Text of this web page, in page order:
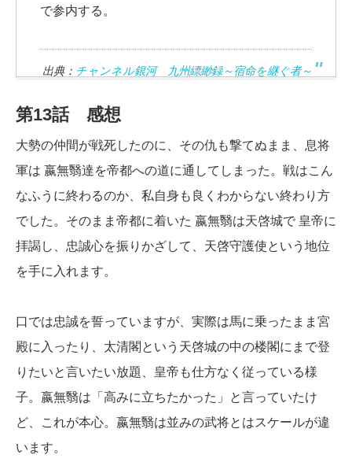
で参内する。
出典： チャンネル銀河 九州縹緲録～宿命を継ぐ者～
第13話 感想
大勢の仲間が戦死したのに、その仇も撃てぬまま、息将
軍は 嬴無翳達を帝都への道に通してしまった。戦はこん
なふうに終わるのか、私自身も良くわからない終わり方
でした。そのまま帝都に着いた 嬴無翳は天啓城で 皇帝に
拝謁し、忠誠心を振りかざして、天啓守護使という地位
を手に入れます。
口では忠誠を誓っていますが、実際は馬に乗ったまま宮
殿に入ったり、太清閣という天啓城の中の楼閣にまで登
りたいと言いたい放題、皇帝も仕方なく従っている様
子。嬴無翳は「高みに立ちたかった」と言っていたけ
ど、これが本心。嬴無翳は並みの武将とはスケールが違
います。